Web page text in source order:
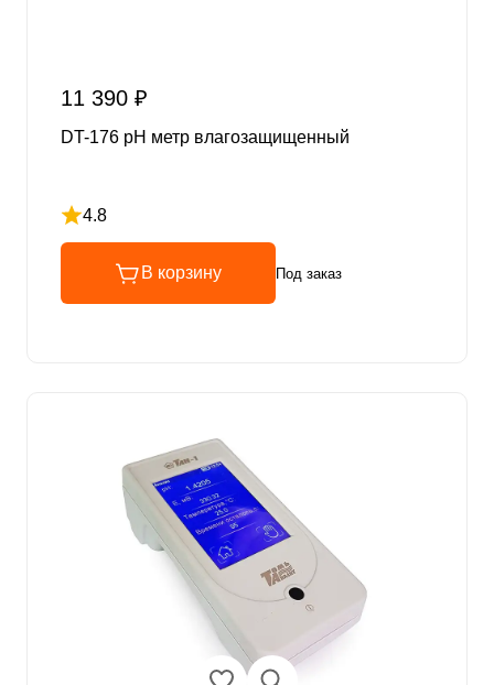
11 390 ₽
DT-176 pH метр влагозащищенный
4.8
Рейтинг 4.8 из 5
В корзину Под заказ